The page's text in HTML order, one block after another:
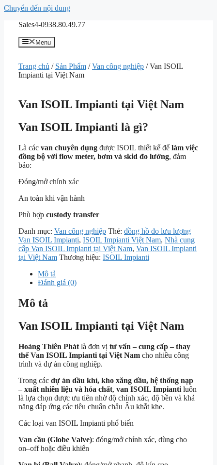
Chuyển đến nội dung
Sales4-0938.80.49.77
Menu
Trang chủ / Sản Phẩm /Van công nghiệp / Van ISOIL
Impianti tại Việt Nam
Van ISOIL Impianti tại Việt Nam
Van ISOIL Impianti là gì?
Là các van chuyên dụng được ISOIL thiết kế để làm việc
đồng bộ với flow meter, bơm và skid đo lường, đảm
bảo:
Đóng/mở chính xác
An toàn khi vận hành
Phù hợp custody transfer
Danh mục: Van công nghiệp Thẻ: đồng hồ đo lưu lượng
Van ISOIL Impianti, ISOIL Impianti Việt Nam, Nhà cung
cấp Van ISOIL Impianti tại Việt Nam, Van ISOIL Impianti
tại Việt Nam Thương hiệu: ISOIL Impianti
Mô tả
Đánh giá (0)
Mô tả
Van ISOIL Impianti tại Việt Nam
Hoàng Thiên Phát là đơn vị tư vấn – cung cấp – thay
thế Van ISOIL Impianti tại Việt Nam cho nhiều công
trình và dự án công nghiệp.
Trong các dự án dầu khí, kho xăng dầu, hệ thống nạp
– xuất nhiên liệu và hóa chất, van ISOIL Impianti luôn
là lựa chọn được ưu tiên nhờ độ chính xác, độ bền và khả
năng đáp ứng các tiêu chuẩn châu Âu khắt khe.
Các loại van ISOIL Impianti phổ biến
Van cầu (Globe Valve): đóng/mở chính xác, dùng cho
on–off hoặc điều khiển